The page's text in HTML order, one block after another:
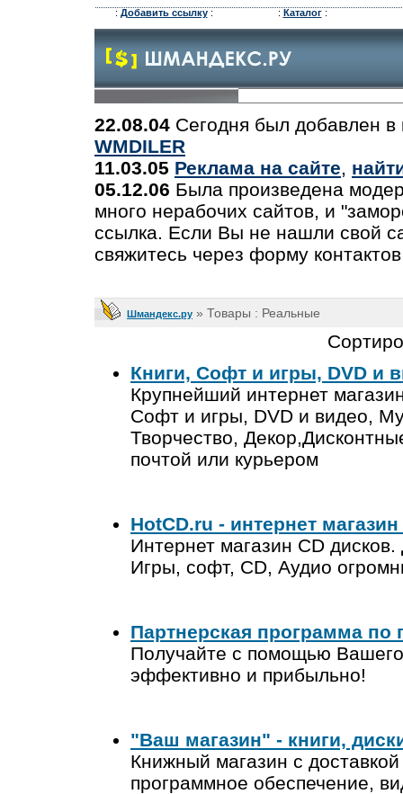
: Добавить ссылку: : Каталог:
22.08.04 Сегодня был добавлен в
WMDILER
11.03.05 Реклама на сайте,
05.12.06 Была произведена
много нерабочих сайтов, и
ссылка. Если Вы не нашли свой
свяжитесь через форму
Шмандекс.ру » Товары : Реальные
Книги, Софт и игры, DVD и
Крупнейший интернет
Софт и игры, DVD и видео,
Творчество,
почтой или курьером
HotCD.ru - интернет
Интернет магазин CD
Игры, софт, CD, Аудио
Партнерская программа по
Получайте с помощью
эффективно и прибыльно!
"Ваш магазин" - книги,
Книжный магазин с
программное обеспечение,